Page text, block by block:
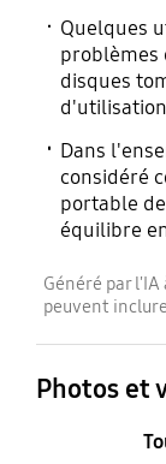
Quelques
problèmes
disques
d'utilisation
Dans
considéré
portable
équilibre
Généré par
peuvent
Photos et